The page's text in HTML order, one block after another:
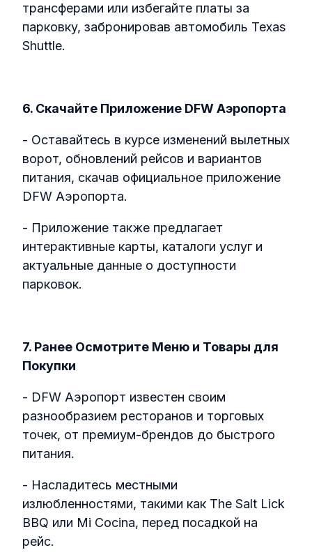
трансферами или избегайте платы за
парковку, забронировав автомобиль Texas
Shuttle.
6. Скачайте Приложение DFW Аэропорта
- Оставайтесь в курсе изменений вылетных
ворот, обновлений рейсов и вариантов
питания, скачав официальное приложение
DFW Аэропорта.
- Приложение также предлагает
интерактивные карты, каталоги услуг и
актуальные данные о доступности
парковок.
7. Ранее Осмотрите Меню и Товары для
Покупки
- DFW Аэропорт известен своим
разнообразием ресторанов и торговых
точек, от премиум-брендов до быстрого
питания.
- Насладитесь местными
излюбленностями, такими как The Salt Lick
BBQ или Mi Cocina, перед посадкой на
рейс.